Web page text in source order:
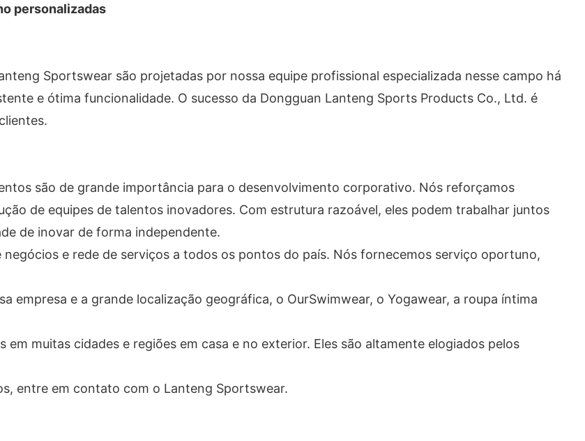
personalizadas
Sportswear são projetadas por nossa equipe profissional especializada nesse campo há
e ótima funcionalidade. O sucesso da Dongguan Lanteng Sports Products Co., Ltd. é
são de grande importância para o desenvolvimento corporativo. Nós reforçamos
de equipes de talentos inovadores. Com estrutura razoável, eles podem trabalhar juntos
de inovar de forma independente.
negócios e rede de serviços a todos os pontos do país. Nós fornecemos serviço oportuno,
empresa e a grande localização geográfica, o OurSwimwear, o Yogawear, a roupa íntima
muitas cidades e regiões em casa e no exterior. Eles são altamente elogiados pelos
entre em contato com o Lanteng Sportswear.